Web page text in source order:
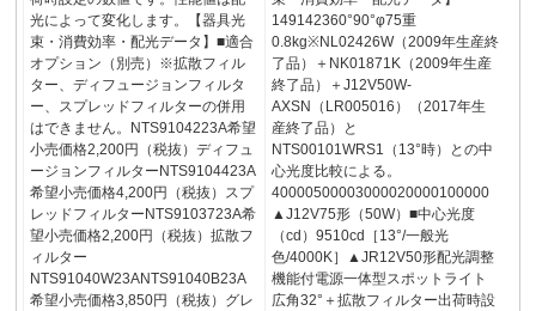
光によって変化します。【器具光
束・消費効率・配光データ】■適合
オプション（別売）※拡散フィル
ター、ディフュージョンフィルタ
ー、スプレッドフィルターの併用
はできません。NTS9104223A希望
小売価格2,200円（税抜）ディフュ
ージョンフィルターNTS9104423A
希望小売価格4,200円（税抜）スプ
レッドフィルターNTS9103723A希
望小売価格2,200円（税抜）拡散フ
ィルター
NTS91040W23ANTS91040B23A
希望小売価格3,850円（税抜）グレ
149142360°90°φ75重
0.8kg※NL02426W（2009年生産終
了品）＋NK01871K（2009年生産
終了品）＋J12V50W-
AXSN（LR005016）（2017年生
産終了品）と
NTS00101WRS1（13°時）との中
心光度比較による。
40000500003000020000100000
▲J12V75形（50W）■中心光度
（cd）9510cd［13°/一般光
色/4000K］▲JR12V50形配光調整
機能付電源一体型スポットライト
広角32°＋拡散フィルター出荷時設